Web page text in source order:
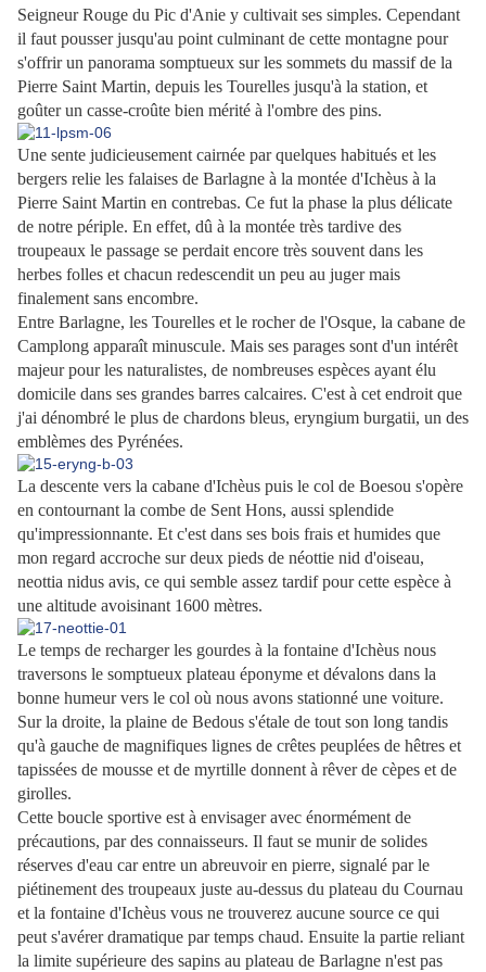
Seigneur Rouge du Pic d'Anie y cultivait ses simples. Cependant
il faut pousser jusqu'au point culminant de cette montagne pour
s'offrir un panorama somptueux sur les sommets du massif de la
Pierre Saint Martin, depuis les Tourelles jusqu'à la station, et
goûter un casse-croûte bien mérité à l'ombre des pins.
Une sente judicieusement cairnée par quelques habitués et les
bergers relie les falaises de Barlagne à la montée d'Ichèus à la
Pierre Saint Martin en contrebas. Ce fut la phase la plus délicate
de notre périple. En effet, dû à la montée très tardive des
troupeaux le passage se perdait encore très souvent dans les
herbes folles et chacun redescendit un peu au juger mais
finalement sans encombre.
Entre Barlagne, les Tourelles et le rocher de l'Osque, la cabane de
Camplong apparaît minuscule. Mais ses parages sont d'un intérêt
majeur pour les naturalistes, de nombreuses espèces ayant élu
domicile dans ses grandes barres calcaires. C'est à cet endroit que
j'ai dénombré le plus de chardons bleus, eryngium burgatii, un des
emblèmes des Pyrénées.
La descente vers la cabane d'Ichèus puis le col de Boesou s'opère
en contournant la combe de Sent Hons, aussi splendide
qu'impressionnante. Et c'est dans ses bois frais et humides que
mon regard accroche sur deux pieds de néottie nid d'oiseau,
neottia nidus avis, ce qui semble assez tardif pour cette espèce à
une altitude avoisinant 1600 mètres.
Le temps de recharger les gourdes à la fontaine d'Ichèus nous
traversons le somptueux plateau éponyme et dévalons dans la
bonne humeur vers le col où nous avons stationné une voiture.
Sur la droite, la plaine de Bedous s'étale de tout son long tandis
qu'à gauche de magnifiques lignes de crêtes peuplées de hêtres et
tapissées de mousse et de myrtille donnent à rêver de cèpes et de
girolles.
Cette boucle sportive est à envisager avec énormément de
précautions, par des connaisseurs. Il faut se munir de solides
réserves d'eau car entre un abreuvoir en pierre, signalé par le
piétinement des troupeaux juste au-dessus du plateau du Cournau
et la fontaine d'Ichèus vous ne trouverez aucune source ce qui
peut s'avérer dramatique par temps chaud. Ensuite la partie reliant
la limite supérieure des sapins au plateau de Barlagne n'est pas